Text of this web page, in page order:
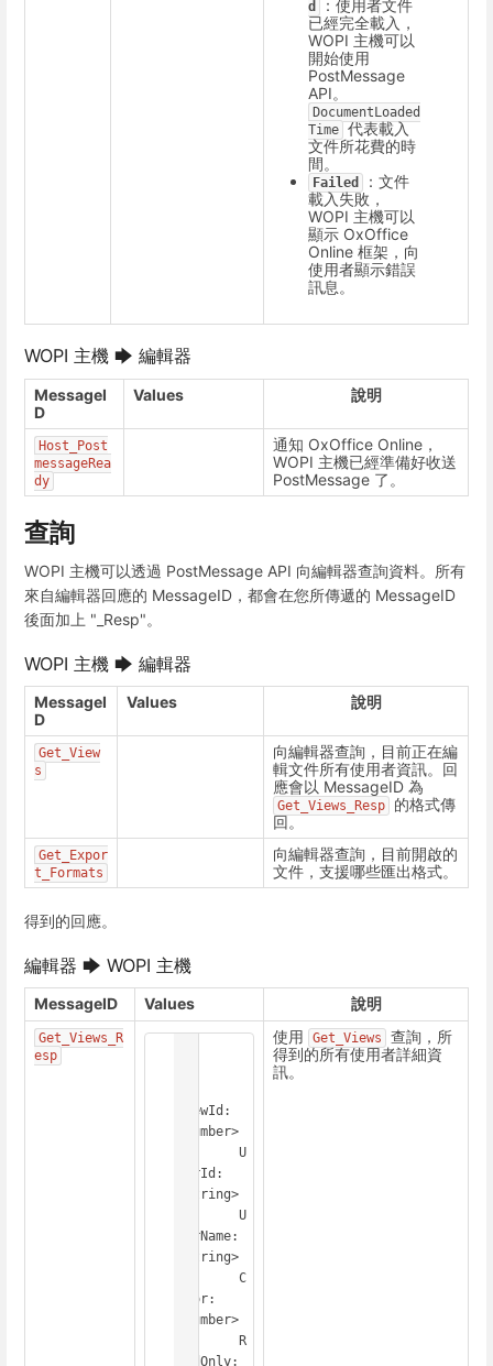
d ：使用者文件
已經完全載入，
WOPI 主機可以
開始使用
PostMessage
API。
DocumentLoaded
Time 代表載入
文件所花費的時
間。
Failed
：文件
載入失敗，
WOPI 主機可以
顯示 OxOffice
Online 框架，向
使用者顯示錯誤
訊息。
WOPI 主機 🡆 編輯器
MessageI
D
Values 說明
Host_Post
messageRea
dy
通知 OxOffice Online，
WOPI 主機已經準備好收送
PostMessage 了。
查詢
WOPI 主機可以透過 PostMessage API 向編輯器查詢資料。所有
來自編輯器回應的 MessageID，都會在您所傳遞的 MessageID
後面加上 "_Resp"。
WOPI 主機 🡆 編輯器
MessageI
D
Values 說明
Get_View
s
向編輯器查詢，目前正在編
輯文件所有使用者資訊。回
應會以 MessageID 為
Get_Views_Resp
的格式傳
回。
Get_Expor
t_Formats
向編輯器查詢，目前開啟的
文件，支援哪些匯出格式。
得到的回應。
編輯器 🡆 WOPI 主機
MessageID Values 說明
Get_Views_R
esp
ViewId:
<Number>
serId:
<String>
serName:
<String>
olor:
<Number>
eadOnly:
使用 Get_Views
查詢，所
得到的所有使用者詳細資
訊。